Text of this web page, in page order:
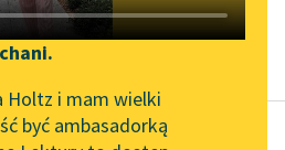
Zgłoś brak utworu
Narzędzia
Mapa Wolnych Lektur
Holtz i mam wielki
być ambasadorką